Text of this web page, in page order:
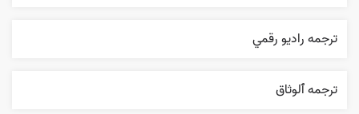
ترجمه راديو رقمي
ترجمه ٱلوثاق